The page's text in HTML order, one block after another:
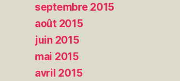
septembre 2015
août 2015
juin 2015
mai 2015
avril 2015